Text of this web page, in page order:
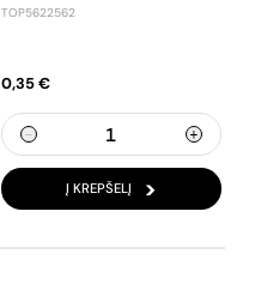
TOP5622562
0,35 €
Į KREPŠELĮ